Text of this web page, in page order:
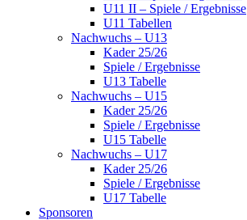
U11 II – Spiele / Ergebnisse
U11 Tabellen
Nachwuchs – U13
Kader 25/26
Spiele / Ergebnisse
U13 Tabelle
Nachwuchs – U15
Kader 25/26
Spiele / Ergebnisse
U15 Tabelle
Nachwuchs – U17
Kader 25/26
Spiele / Ergebnisse
U17 Tabelle
Sponsoren